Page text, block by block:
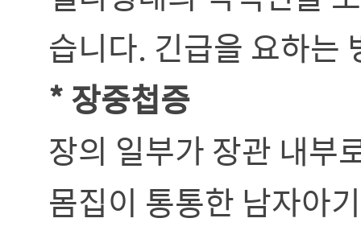
습니다. 긴급을 요하는
* 장중첩증
장의 일부가 장관 내부
몸집이 통통한 남자아